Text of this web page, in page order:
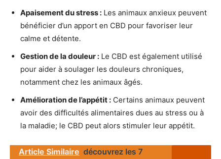
Apaisement du stress : Les animaux anxieux peuvent
bénéficier d’un apport en CBD pour favoriser leur
calme et détente.
Gestion de la douleur : Le CBD est également utilisé
pour aider à soulager les douleurs chroniques,
notamment chez les animaux âgés.
Amélioration de l’appétit : Certains animaux peuvent
avoir des difficultés alimentaires dues au stress ou à
la maladie; le CBD peut alors stimuler leur appétit.
Article Similaire découvrez les 7